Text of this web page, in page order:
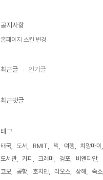
공지사항
홈페이지 스킨 변경
최근글 인기글
최근댓글
태그
태국 도서 RMIT 책 여행
치앙마이
도서관
커피 크레마 경포
비엔티안
코보
공항 호치민 라오스 상해
숙소